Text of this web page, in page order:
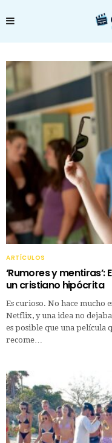
ARTÍCULOS
‘Rumores y
un cristiano hipócrita
Es curioso. No hace mucho
Netflix, y una idea no
es posible que una película
recome…